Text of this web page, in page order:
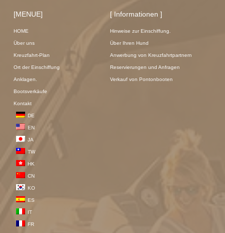
[MENUE]
HOME
Über uns
Kreuzfahrt-Plan
Ort der Einschiffung
Anklagen.
Bootsverkäufe
Kontakt
DE
EN
JA
TW
HK
CN
KO
ES
IT
FR
[ Informationen ]
Hinweise zur Einschiffung.
Über Ihren Hund
Anwerbung von Kreuzfahrtpartnern
Reservierungen und Anfragen
Verkauf von Pontonbooten